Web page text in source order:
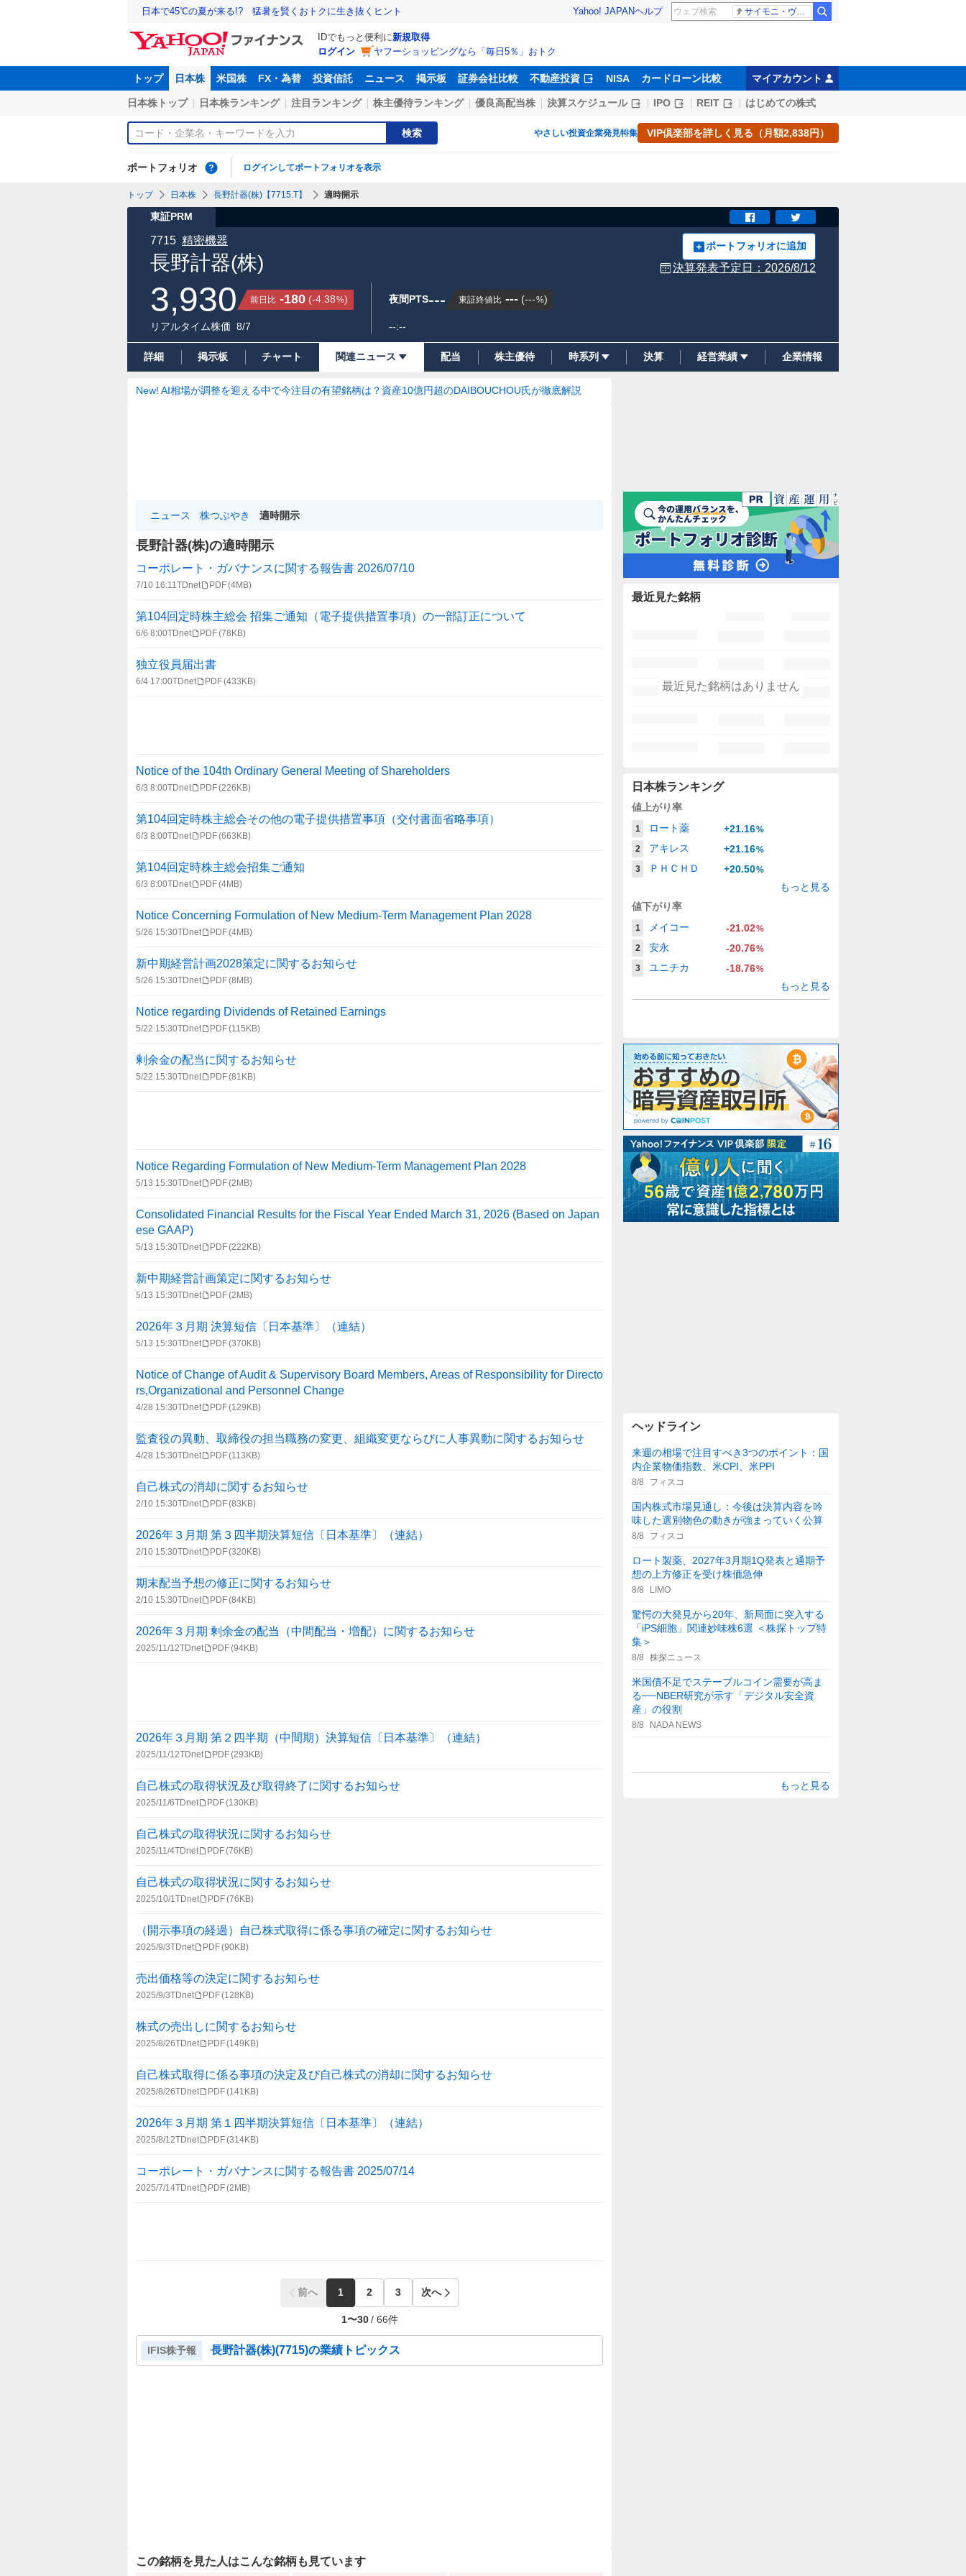
日本で45℃の夏が来る!? 猛暑を賢くおトクに生き抜くヒント Yahoo! JAPANヘルプ サイモニ・ヴニランギ 死去
IDでもっと便利に新規取得
ログイン
ヤフーショッピングなら「毎日5％」おトク
トップ 日本株 米国株 FX・為替 投資信託 ニュース 掲示板 証券会社比較 不動産投資 NISA カードローン比較 マイアカウント
日本株トップ 日本株ランキング 注目ランキング 株主優待ランキング 優良高配当株 決算スケジュール IPO REIT はじめての株式
検索 やさしい投資企業発見特集 VIP倶楽部を詳しく見る（月額2,838円）
ポートフォリオ ログインしてポートフォリオを表示
トップ 日本株 長野計器(株)【7715.T】 適時開示
東証PRM
長野計器(株)
7715 精密機器 ポートフォリオに追加
決算発表予定日： 2026/8/12
3,930 前日比 -180 (-4.38%)
リアルタイム株価 8/7
夜間PTS--- 東証終値比 --- (---%)
--:--
詳細 掲示板 チャート 関連ニュース 配当 株主優待 時系列 決算 経営業績 企業情報
New! AI相場が調整を迎える中で今注目の有望銘柄は？資産10億円超のDAIBOUCHOU氏が徹底解説
ニュース 株つぶやき 適時開示
長野計器(株)の適時開示
適
時
示
情
一
覧
コーポレート・ガバナンスに関する報告書 2026/07/10
7/10 16:11 TDnet PDF(4MB)
第104回定時株主総会 招集ご通知（電子提供措置事項）の一部訂正について
6/6 8:00TDnet PDF(78KB)
独立役員届出書
6/4 17:00TDnet PDF(433KB)
Notice of the 104th Ordinary General Meeting of Shareholders
6/3 8:00TDnet PDF(226KB)
第104回定時株主総会その他の電子提供措置事項（交付書面省略事項）
6/3 8:00TDnet PDF(663KB)
第104回定時株主総会招集ご通知
6/3 8:00TDnet PDF(4MB)
Notice Concerning Formulation of New Medium-Term Management Plan 2028
5/26 15:30TDnet PDF(4MB)
新中期経営計画2028策定に関するお知らせ
5/26 15:30TDnet PDF(8MB)
Notice regarding Dividends of Retained Earnings
5/22 15:30TDnet PDF(115KB)
剰余金の配当に関するお知らせ
5/22 15:30TDnet PDF(81KB)
Notice Regarding Formulation of New Medium-Term Management Plan 2028
5/13 15:30TDnet PDF(2MB)
Consolidated Financial Results for the Fiscal Year Ended March 31, 2026 (Based on Japan
ese GAAP)
5/13 15:30TDnet PDF(222KB)
新中期経営計画策定に関するお知らせ
5/13 15:30TDnet PDF(2MB)
2026年３月期 決算短信〔日本基準〕（連結）
5/13 15:30TDnet PDF(370KB)
Notice of Change of Audit & Supervisory Board Members, Areas of Responsibility for Directo
rs,Organizational and Personnel Change
4/28 15:30TDnet PDF(129KB)
監査役の異動、取締役の担当職務の変更、組織変更ならびに人事異動に関するお知らせ
4/28 15:30TDnet PDF(113KB)
自己株式の消却に関するお知らせ
2/10 15:30TDnet PDF(83KB)
2026年３月期 第３四半期決算短信〔日本基準〕（連結）
2/10 15:30TDnet PDF(320KB)
期末配当予想の修正に関するお知らせ
2/10 15:30TDnet PDF(84KB)
2026年３月期 剰余金の配当（中間配当・増配）に関するお知らせ
2025/11/12TDnet PDF(94KB)
2026年３月期 第２四半期（中間期）決算短信〔日本基準〕（連結）
2025/11/12TDnet PDF(293KB)
自己株式の取得状況及び取得終了に関するお知らせ
2025/11/6TDnet PDF(130KB)
自己株式の取得状況に関するお知らせ
2025/11/4TDnet PDF(76KB)
自己株式の取得状況に関するお知らせ
2025/10/1 TDnet PDF(76KB)
（開示事項の経過）自己株式取得に係る事項の確定に関するお知らせ
2025/9/3TDnet PDF(90KB)
売出価格等の決定に関するお知らせ
2025/9/3TDnet PDF(128KB)
株式の売出しに関するお知らせ
2025/8/26TDnet PDF(149KB)
自己株式取得に係る事項の決定及び自己株式の消却に関するお知らせ
2025/8/26TDnet PDF(141KB)
2026年３月期 第１四半期決算短信〔日本基準〕（連結）
2025/8/12TDnet PDF(314KB)
コーポレート・ガバナンスに関する報告書 2025/07/14
2025/7/14TDnet PDF(2MB)
前へ 1 2 3 次へ
1〜30 / 66件
IFIS株予報 長野計器(株)(7715)の業績トピックス
この銘柄を見た人はこんな銘柄も見ています
最近見た銘柄
最近見た銘柄はありません
日本株ランキング
値上がり率
1 ロート薬 +21.16%
2
アキレス +21.16%
3
ＰＨＣＨＤ +20.50%
もっと見る
値下がり率
1 メイコー -21.02%
2
安永 -20.76%
3
ユニチカ -18.76%
もっと見る
ヘッドライン
来週の相場で注目すべき3つのポイント：国
内企業物価指数、米CPI、米PPI
8/8 フィスコ
国内株式市場見通し：今後は決算内容を吟
味した選別物色の動きが強まっていく公算
8/8 フィスコ
ロート製薬、2027年3月期1Q発表と通期予
想の上方修正を受け株価急伸
8/8 LIMO
驚愕の大発見から20年、新局面に突入する
「iPS細胞」関連妙味株6選 ＜株探トップ特
集＞
8/8 株探ニュース
米国債不足でステーブルコイン需要が高ま
る──NBER研究が示す「デジタル安全資
産」の役割
8/8 NADA NEWS
もっと見る